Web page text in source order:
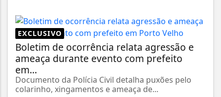
EXCLUSIVO
Boletim de ocorrência relata agressão e
ameaça durante evento com prefeito
em...
Documento da Polícia Civil detalha puxões pelo
colarinho, xingamentos e ameaça de...